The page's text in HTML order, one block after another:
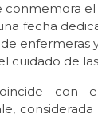
conmemora el
fecha
enfermeras
cuidado de
con